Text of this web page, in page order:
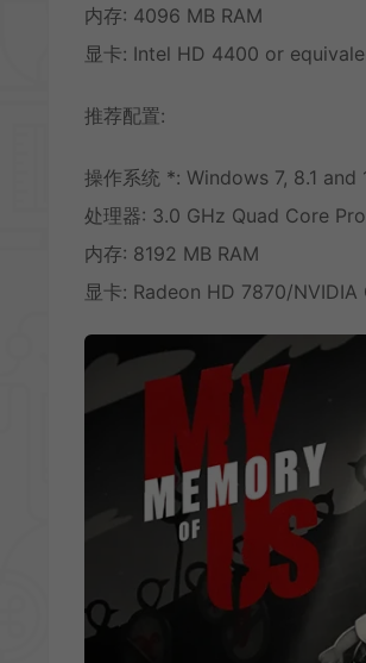
内存: 4096 MB RAM
显卡: Intel HD 4400 or
推荐配置:
操作系统 *: Windows 7, 8.1 and
处理器: 3.0 GHz Quad Core
内存: 8192 MB RAM
显卡: Radeon HD 7870/